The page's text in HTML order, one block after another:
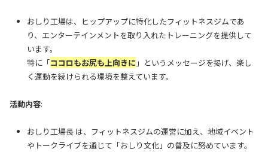
おしり工場は、ヒップアップに特化したフィットネスジムであ
り、エンターテインメントを取り入れたトレーニングを提供して
います。
特に「ココロもお尻も上向きに 」というメッセージを掲げ、楽し
く運動を続けられる環境を整えています。
活動内容:
おしり工場長 は、フィットネスジムの運営に加え、地域イベント
やトークライブを通じて「おしり文化」の普及に努めています。